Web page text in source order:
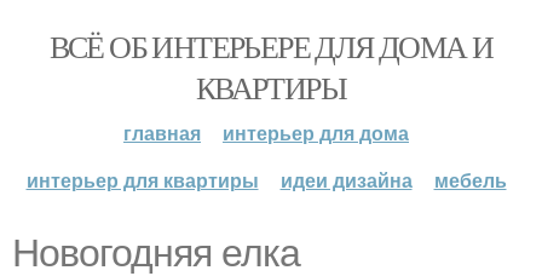
ВСЁ ОБ ИНТЕРЬЕРЕ ДЛЯ ДОМА И
КВАРТИРЫ
главная
интерьер для дома
интерьер для квартиры
идеи дизайна мебель
Новогодняя елка